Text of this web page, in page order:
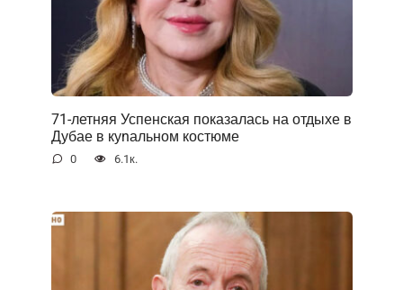
71-летняя Успенская показалась на отдыхе в
Дубае в куnальном костюме
0 6.1к.